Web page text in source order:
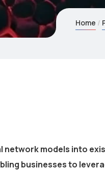
Home
network models into
businesses to